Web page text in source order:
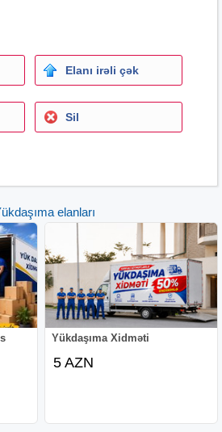
Elanı irəli çək
Sil
elanları
Yükdaşıma Xidməti
5 AZN